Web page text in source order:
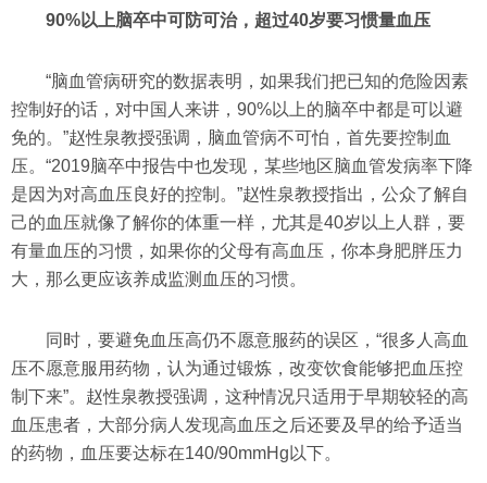
90%以上脑卒中可防可治，超过40岁要习惯量血压
“脑血管病研究的数据表明，如果我们把已知的危险因素
控制好的话，对中国人来讲，90%以上的脑卒中都是可以避
免的。”赵性泉教授强调，脑血管病不可怕，首先要控制血
压。“2019脑卒中报告中也发现，某些地区脑血管发病率下降
是因为对高血压良好的控制。”赵性泉教授指出，公众了解自
己的血压就像了解你的体重一样，尤其是40岁以上人群，要
有量血压的习惯，如果你的父母有高血压，你本身肥胖压力
大，那么更应该养成监测血压的习惯。
同时，要避免血压高仍不愿意服药的误区，“很多人高血
压不愿意服用药物，认为通过锻炼，改变饮食能够把血压控
制下来”。赵性泉教授强调，这种情况只适用于早期较轻的高
血压患者，大部分病人发现高血压之后还要及早的给予适当
的药物，血压要达标在140/90mmHg以下。